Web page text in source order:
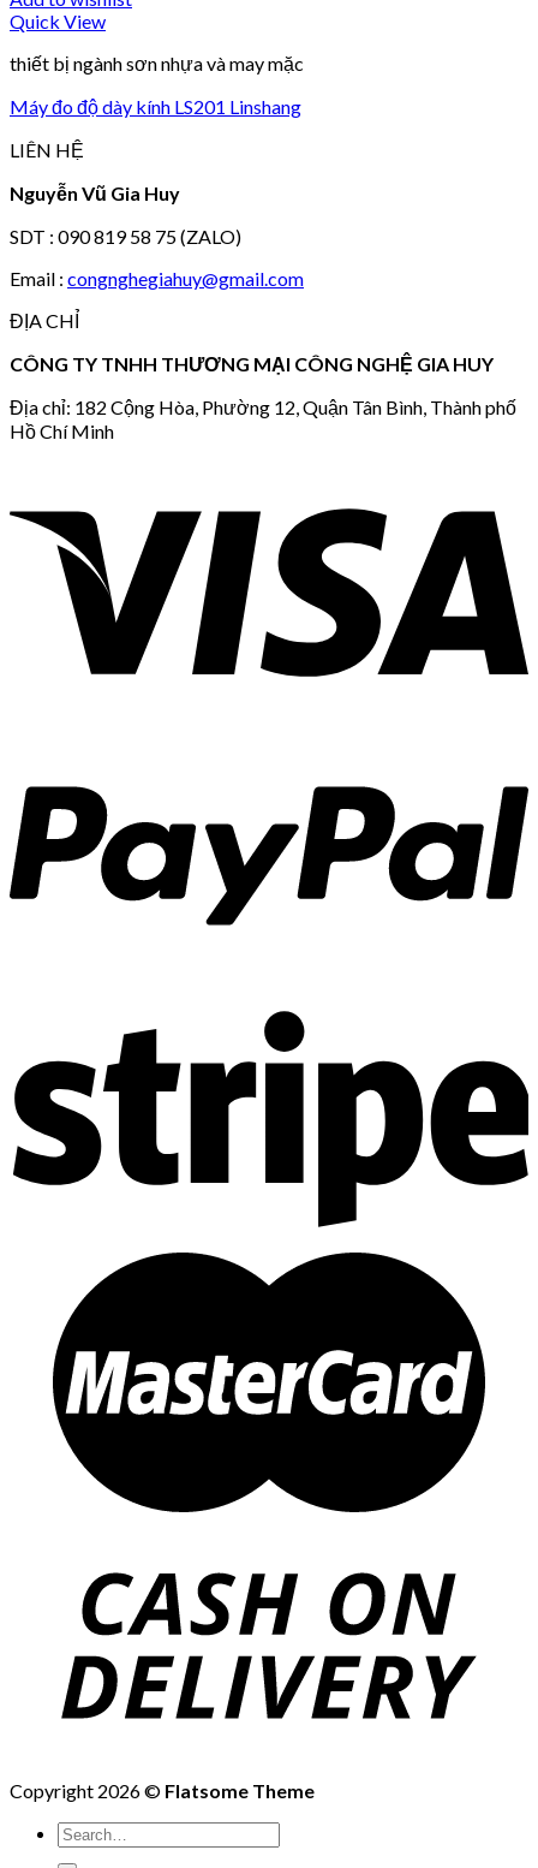
Quick View
thiết bị ngành sơn nhựa và may mặc
Máy đo độ dày kính LS201 Linshang
LIÊN HỆ
Nguyễn Vũ Gia Huy
SDT : 090 819 58 75 (ZALO)
Email : congnghegiahuy@gmail.com
ĐỊA CHỈ
CÔNG TY TNHH THƯƠNG MẠI CÔNG NGHỆ GIA HUY
Địa chỉ: 182 Cộng Hòa, Phường 12, Quận Tân Bình, Thành phố
Hồ Chí Minh
Copyright 2026 © Flatsome Theme
Search
for: